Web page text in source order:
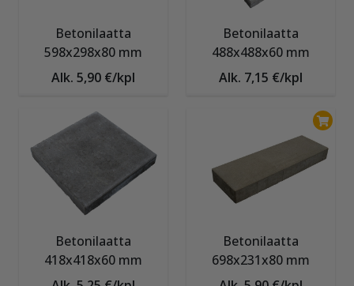
Betonilaatta
598x298x80 mm
Alk. 5,90 €/kpl
Betonilaatta
488x488x60 mm
Alk. 7,15 €/kpl
Betonilaatta
418x418x60 mm
Betonilaatta
698x231x80 mm